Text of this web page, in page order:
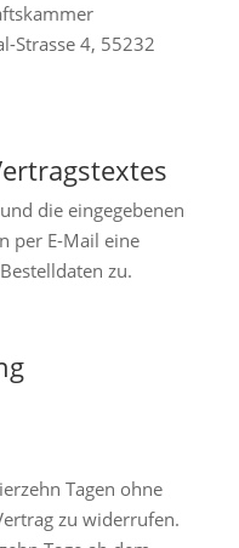
Strasse 4, 55232
die eingegebenen
per E-Mail eine
zu.
Tagen ohne
zu widerrufen.